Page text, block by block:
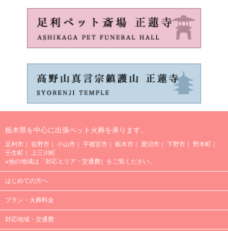
栃木県を中心に出張ペット火葬を承ります。
足利市 佐野市 小山市 宇都宮市 栃木市 鹿沼市 下野市
野木町
壬生町
上三川町
※他の地域は「 対応エリア・交通費］をご覧ください。
はじめての方へ
プラン・火葬料金
対応地域・交通費